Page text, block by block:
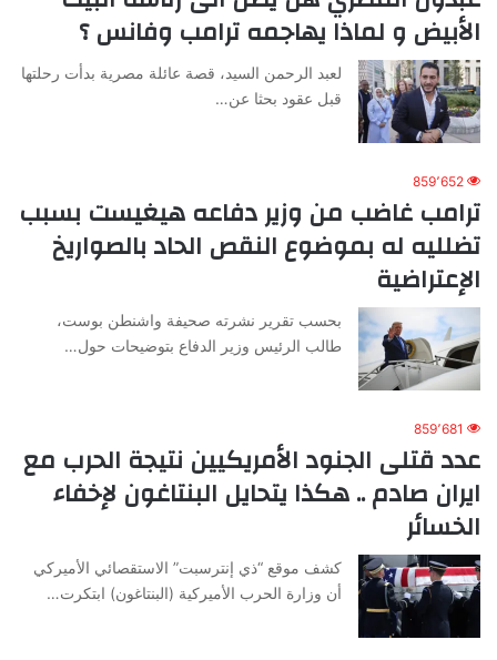
الأبيض و لماذا يهاجمه ترامب وفانس ؟
لعبد الرحمن السيد، قصة عائلة مصرية بدأت رحلتها
قبل عقود بحثا عن…
859٬652
ترامب غاضب من وزير دفاعه هيغيست بسبب
تضلليه له بموضوع النقص الحاد بالصواريخ
الإعتراضية
بحسب تقرير نشرته صحيفة واشنطن بوست،
طالب الرئيس وزير الدفاع بتوضيحات حول…
859٬681
عدد قتلى الجنود الأمريكيين نتيجة الحرب مع
ايران صادم .. هكذا يتحايل البنتاغون لإخفاء
الخسائر
كشف موقع “ذي إنترسبت” الاستقصائي الأميركي
أن وزارة الحرب الأميركية (البنتاغون) ابتكرت…